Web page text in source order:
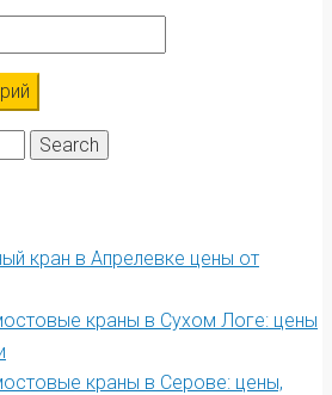
кран в Апрелевке цены от
краны в Сухом Логе: цены
краны в Серове: цены,